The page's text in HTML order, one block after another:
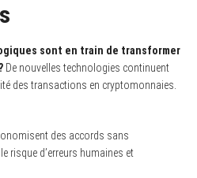
sont en train de transformer
De nouvelles technologies continuent
des transactions en cryptomonnaies.
des accords sans
risque d’erreurs humaines et